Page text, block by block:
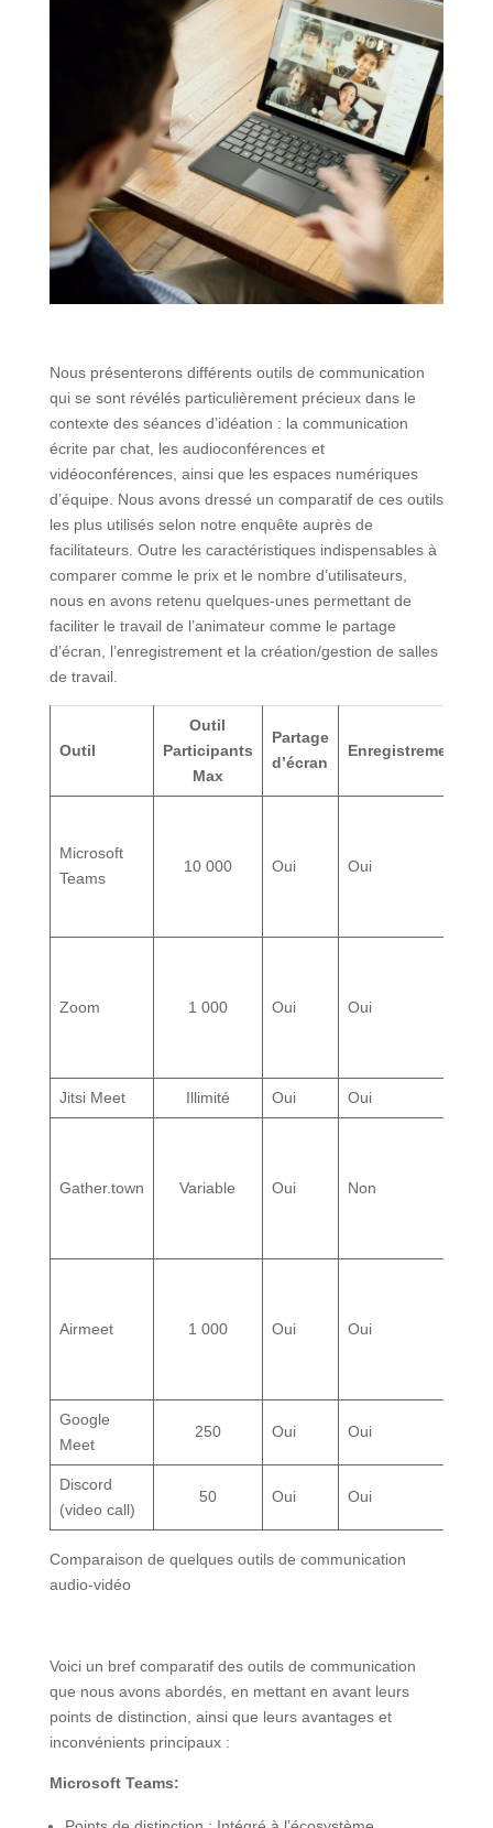
Nous présenterons différents outils de communication
qui se sont révélés particulièrement précieux dans le
contexte des séances d’idéation : la communication
écrite par chat, les audioconférences et
vidéoconférences, ainsi que les espaces numériques
d’équipe. Nous avons dressé un comparatif de ces outils
les plus utilisés selon notre enquête auprès de
facilitateurs. Outre les caractéristiques indispensables à
comparer comme le prix et le nombre d’utilisateurs,
nous en avons retenu quelques-unes permettant de
faciliter le travail de l’animateur comme le partage
d’écran, l’enregistrement et la création/gestion de salles
de travail.
Outil
Outil
Participants
Max
Partage
d’écran
Enregistrement
Microsoft
Teams
10 000 Oui Oui
Zoom 1 000 Oui Oui
Jitsi Meet Illimité Oui Oui
Gather.town Variable Oui Non
Airmeet 1 000 Oui Oui
Google
Meet
250 Oui Oui
Discord
(video call)
50 Oui Oui
Comparaison de quelques outils de communication
audio-vidéo
Voici un bref comparatif des outils de communication
que nous avons abordés, en mettant en avant leurs
points de distinction, ainsi que leurs avantages et
inconvénients principaux :
Microsoft Teams: